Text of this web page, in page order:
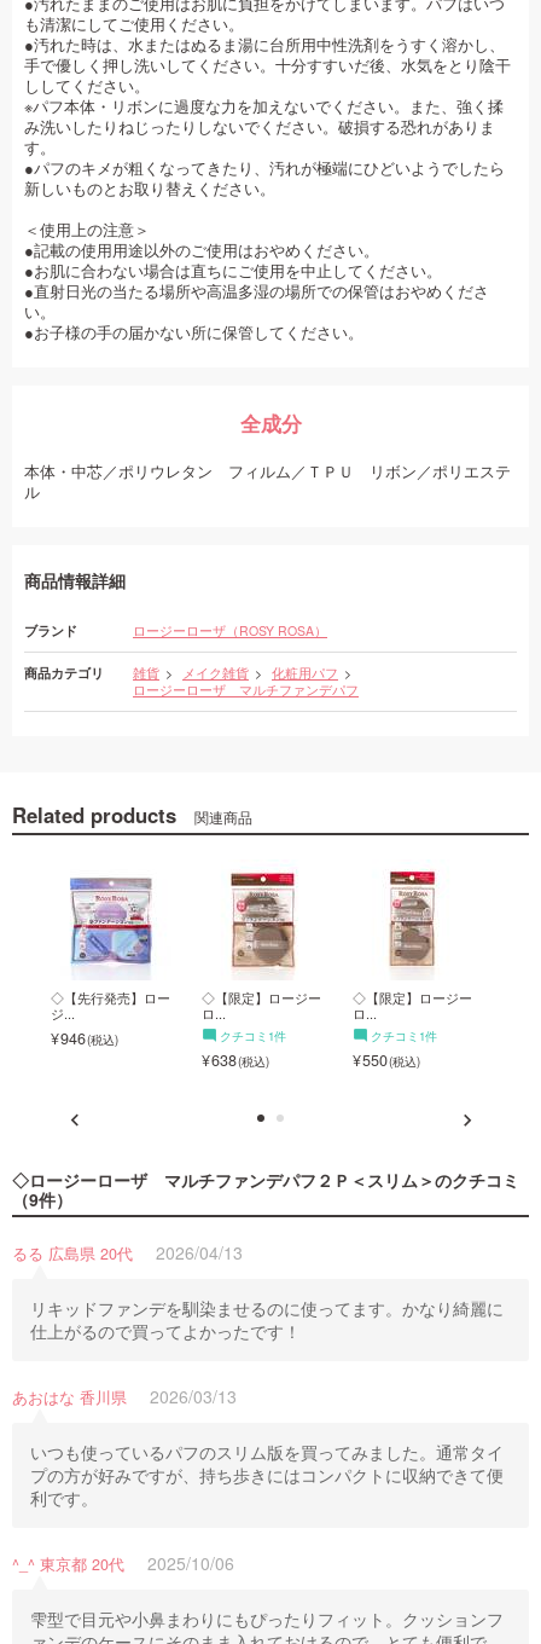
も清潔にしてご使用ください。
●汚れた時は、水またはぬるま湯に台所用中性洗剤をうすく溶かし、
手で優しく押し洗いしてください。十分すすいだ後、水気をとり陰干
ししてください。
※パフ本体・リボンに過度な力を加えないでください。また、強く揉
み洗いしたりねじったりしないでください。破損する恐れがありま
す。
●パフのキメが粗くなってきたり、汚れが極端にひどいようでしたら
新しいものとお取り替えください。
＜使用上の注意＞
●記載の使用用途以外のご使用はおやめください。
●お肌に合わない場合は直ちにご使用を中止してください。
●直射日光の当たる場所や高温多湿の場所での保管はおやめくださ
い。
●お子様の手の届かない所に保管してください。
全成分
本体・中芯／ポリウレタン フィルム／ＴＰＵ リボン／ポリエステ
ル
商品情報詳細
ブランド ロージーローザ（ROSY ROSA）
商品カテゴリ 雑貨 メイク雑貨
化粧用パフ
ロージーローザ マルチファンデパフ
Related products 関連商品
◇【先行発売】ロー
ジ...
946
◇【限定】ロージー
ロ...
クチコミ1件
638
◇【限定】ロージー
ロ...
クチコミ1件
550
◇ロージーローザ マルチファンデパフ２Ｐ＜スリム＞のクチコミ
（9件）
るる 広島県 20代 2026/04/13
リキッドファンデを馴染ませるのに使ってます。かなり綺麗に
仕上がるので買ってよかったです！
あおはな 香川県 2026/03/13
いつも使っているパフのスリム版を買ってみました。通常タイ
プの方が好みですが、持ち歩きにはコンパクトに収納できて便
利です。
^_^ 東京都 20代 2025/10/06
雫型で目元や小鼻まわりにもぴったりフィット。クッションフ